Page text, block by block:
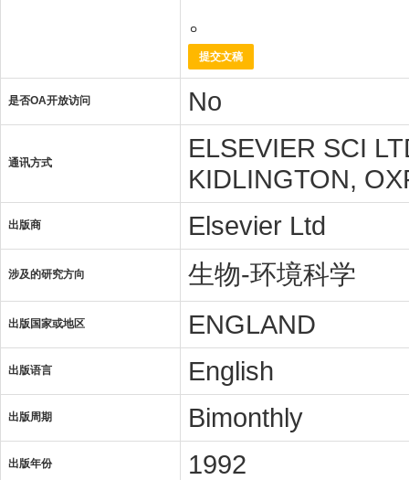
。
提交文稿
是否OA开放访问 No
通讯方式
ELSEVIER SCI
KIDLINGTON,
出版商 Elsevier Ltd
涉及的研究方向 生物-环境科学
出版国家或地区 ENGLAND
出版语言 English
出版周期 Bimonthly
出版年份 1992